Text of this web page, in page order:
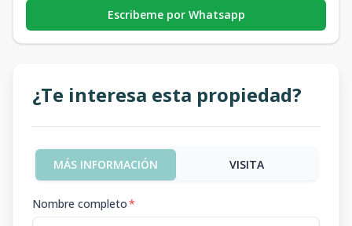
Escribeme por Whatsapp
¿Te interesa esta propiedad?
MÁS INFORMACIÓN VISITA
Nombre completo*